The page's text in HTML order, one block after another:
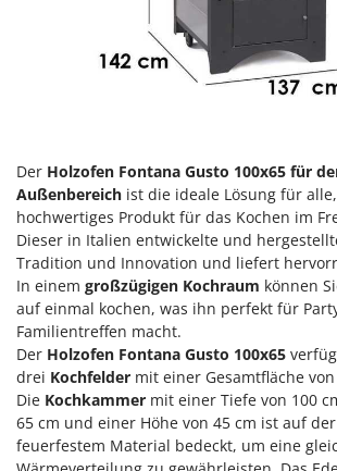
Klimaanlagen – Klimageräte
Knetmaschinen
Knochensägen
Kreiseleggen
Küchenreiben - elektrisch
Kükenaufzuchtboxen
L
Laderampe aus Aluminium
Laubsauger - Laubbläser
Laubsauger auf Rädern
Luftentfeuchter
Luftkühler
Einhell
Elegen
Energy Gruppi
Enotecnica Pillan
Eschenfelder
EuroMech
Eurosystems
F
FAC
Der Holzofen Fontana Gusto 100x65 für
Außenbereich ist die ideale Lösung für
hochwertiges Produkt für das Kochen im
Dieser in Italien entwickelte und
Tradition und Innovation und liefert
In einem großzügigen Kochraum können
auf einmal kochen, was ihn perfekt für
Familientreffen macht.
Der Holzofen Fontana Gusto 100x65
drei Kochfelder mit einer Gesamtfläche
Die Kochkammer mit einer Tiefe von 100
65 cm und einer Höhe von 45 cm ist auf
feuerfestem Material bedeckt, um eine